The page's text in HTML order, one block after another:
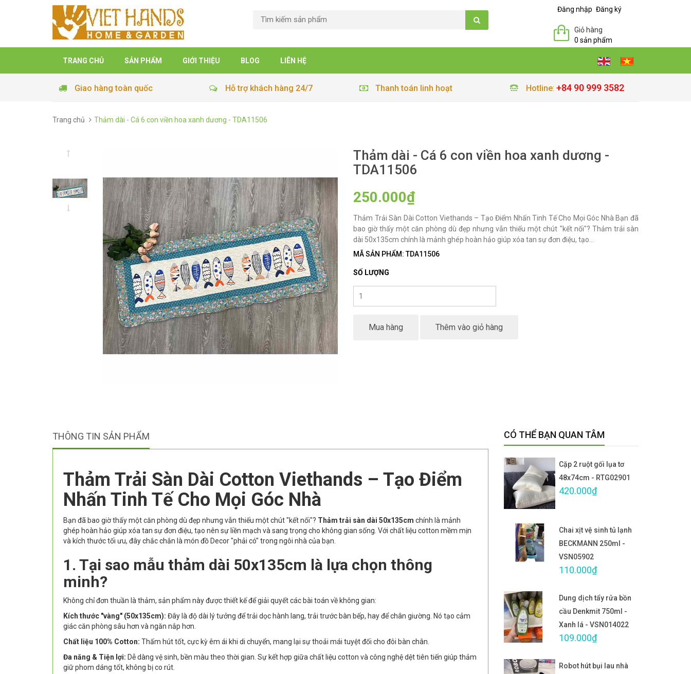
Đăng nhập Đăng ký
Giỏ hàng
0 sản phẩm
TRANG CHỦ SẢN PHẨM GIỚI THIỆU BLOG LIÊN HỆ
Giao hàng toàn quốc Hỗ trợ khách hàng 24/7 Thanh toán linh hoạt Hotline: +84 90 999 3582
Trang chủ Thảm dài - Cá 6 con viền hoa xanh dương - TDA11506
Thảm dài - Cá 6 con viền hoa xanh dương -
TDA11506
250.000₫
Thảm Trải Sàn Dài Cotton Viethands – Tạo Điểm Nhấn Tinh Tế Cho Mọi Góc Nhà Bạn đã
bao giờ thấy một căn phòng dù đẹp nhưng vẫn thiếu một chút "kết nối"? Thảm trải sàn
dài 50x135cm chính là mảnh ghép hoàn hảo giúp xóa tan sự đơn điệu, tạo...
MÃ SẢN PHẨM: TDA11506
SỐ LƯỢNG
Mua hàng Thêm vào giỏ hàng
THÔNG TIN SẢN PHẨM
Thảm Trải Sàn Dài Cotton Viethands – Tạo Điểm
Nhấn Tinh Tế Cho Mọi Góc Nhà
Bạn đã bao giờ thấy một căn phòng dù đẹp nhưng vẫn thiếu một chút "kết nối"? Thảm trải sàn dài 50x135cm chính là mảnh
ghép hoàn hảo giúp xóa tan sự đơn điệu, tạo nên sự liền mạch và sang trọng cho không gian sống. Với chất liệu cotton mềm mịn
và kích thước tối ưu, đây chắc chắn là món đồ Decor "phải có" trong ngôi nhà của bạn.
1. Tại sao mẫu thảm dài 50x135cm là lựa chọn thông
minh?
Không chỉ đơn thuần là thảm, sản phẩm này được thiết kế để giải quyết các bài toán về không gian:
Kích thước "vàng" (50x135cm): Đây là độ dài lý tưởng để trải dọc hành lang, trải trước bàn bếp, hay để chân giường. Nó tạo cảm
giác căn phòng sâu hơn và ngăn nắp hơn.
Chất liệu 100% Cotton: Thấm hút tốt, cực kỳ êm ái khi di chuyển, mang lại sự thoải mái tuyệt đối cho đôi bàn chân.
Đa năng & Tiện lợi: Dễ dàng vệ sinh, bền màu theo thời gian. Sự kết hợp giữa chất liệu cotton và công nghệ dệt tiên tiến giúp thảm
giữ phom dáng tốt, không bị co rút.
CÓ THỂ BẠN QUAN TÂM
Cặp 2 ruột gối lụa tơ
48x74cm - RTG02901
420.000₫
Chai xịt vệ sinh tủ lạnh
BECKMANN 250ml -
VSN05902
110.000₫
Dung dịch tẩy rửa bồn
cầu Denkmit 750ml -
Xanh lá - VSN014022
109.000₫
Robot hút bụi lau nhà